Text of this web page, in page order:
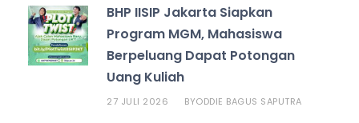
BHP IISIP Jakarta Siapkan
Program MGM, Mahasiswa
Berpeluang Dapat Potongan
Uang Kuliah
27 JULI 2026 BYODDIE BAGUS SAPUTRA